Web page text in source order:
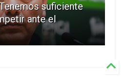
suficiente
ante el